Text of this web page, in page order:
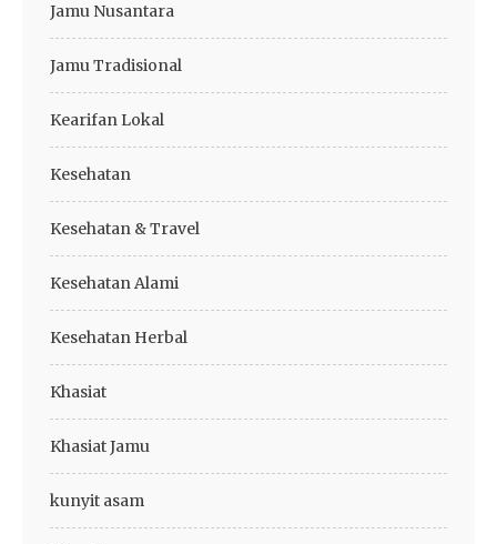
Jamu Nusantara
Jamu Tradisional
Kearifan Lokal
Kesehatan
Kesehatan & Travel
Kesehatan Alami
Kesehatan Herbal
Khasiat
Khasiat Jamu
kunyit asam